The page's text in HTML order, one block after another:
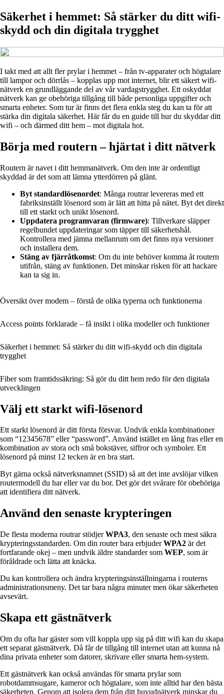
Säkerhet i hemmet: Så stärker du ditt wifi-
skydd och din digitala trygghet
I takt med att allt fler prylar i hemmet – från tv-apparater och högtalare
till lampor och dörrlås – kopplas upp mot internet, blir ett säkert wifi-
nätverk en grundläggande del av vår vardagstrygghet. Ett oskyddat
nätverk kan ge obehöriga tillgång till både personliga uppgifter och
smarta enheter. Som tur är finns det flera enkla steg du kan ta för att
stärka din digitala säkerhet. Här får du en guide till hur du skyddar ditt
wifi – och därmed ditt hem – mot digitala hot.
Börja med routern – hjärtat i ditt nätverk
Routern är navet i ditt hemmanätverk. Om den inte är ordentligt
skyddad är det som att lämna ytterdörren på glänt.
Byt standardlösenordet: Många routrar levereras med ett
fabriksinställt lösenord som är lätt att hitta på nätet. Byt det direkt
till ett starkt och unikt lösenord.
Uppdatera programvaran (firmware): Tillverkare släpper
regelbundet uppdateringar som täpper till säkerhetshål.
Kontrollera med jämna mellanrum om det finns nya versioner
och installera dem.
Stäng av fjärråtkomst: Om du inte behöver komma åt routern
utifrån, stäng av funktionen. Det minskar risken för att hackare
kan ta sig in.
Översikt över modem – förstå de olika typerna och funktionerna
Access points förklarade – få insikt i olika modeller och funktioner
Säkerhet i hemmet: Så stärker du ditt wifi-skydd och din digitala
trygghet
Fiber som framtidssäkring: Så gör du ditt hem redo för den digitala
utvecklingen
Välj ett starkt wifi-lösenord
Ett starkt lösenord är ditt första försvar. Undvik enkla kombinationer
som “12345678” eller “password”. Använd istället en lång fras eller en
kombination av stora och små bokstäver, siffror och symboler. Ett
lösenord på minst 12 tecken är en bra start.
Byt gärna också nätverksnamnet (SSID) så att det inte avslöjar vilken
routermodell du har eller var du bor. Det gör det svårare för obehöriga
att identifiera ditt nätverk.
Använd den senaste krypteringen
De flesta moderna routrar stödjerWPA3, den senaste och mest säkra
krypteringsstandarden. Om din router bara erbjuderWPA2 är det
fortfarande okej – men undvik äldre standarder som WEP, som är
föråldrade och lätta att knäcka.
Du kan kontrollera och ändra krypteringsinställningarna i routerns
administrationsmeny. Det tar bara några minuter men ökar säkerheten
avsevärt.
Skapa ett gästnätverk
Om du ofta har gäster som vill koppla upp sig på ditt wifi kan du skapa
ett separat gästnätverk. Då får de tillgång till internet utan att kunna nå
dina privata enheter som datorer, skrivare eller smarta hem-system.
Ett gästnätverk kan också användas för smarta prylar som
robotdammsugare, kameror och högtalare, som inte alltid har den bästa
säkerheten. Genom att isolera dem från ditt huvudnätverk minskar du